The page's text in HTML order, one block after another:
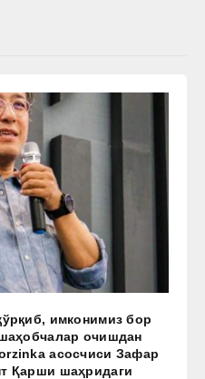
имконимиз бор
очишдан
асосчиси Зафар
Қарши шаҳридаги